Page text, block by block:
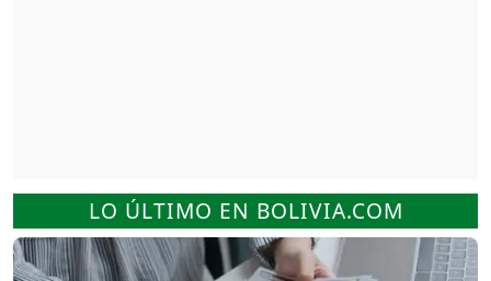
LO ÚLTIMO EN BOLIVIA.COM